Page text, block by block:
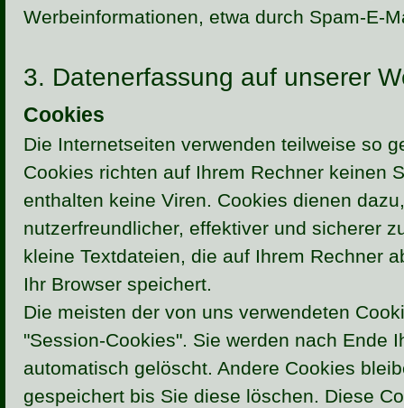
Werbeinformationen, etwa durch Spam-E-
3. Datenerfassung auf unserer
Cookies
Die Internetseiten verwenden teilweise so
Cookies richten auf Ihrem Rechner keinen
enthalten keine Viren. Cookies dienen
nutzerfreundlicher, effektiver und sicherer
kleine Textdateien, die auf Ihrem Rechner
Ihr Browser speichert.
Die meisten der von uns verwendeten
"Session-Cookies". Sie werden nach Ende
automatisch gelöscht. Andere Cookies
gespeichert bis Sie diese löschen. Diese